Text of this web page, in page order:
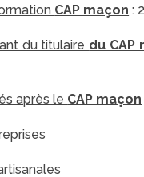
CAP maçon :
du titulaire du CAP
après le CAP maçon